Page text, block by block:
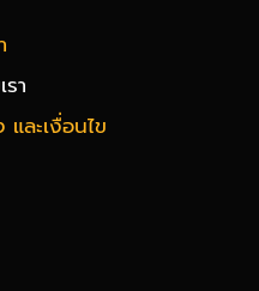
า
ละเงื่อนไข